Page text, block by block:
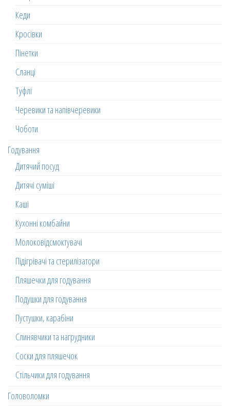
Кеди
Кросівки
Пінетки
Сланці
Туфлі
Черевики та напівчеревики
Чоботи
Годування
Дитячий посуд
Дитячі суміші
Каші
Кухонні комбайни
Молоковідсмоктувачі
Підігрівачі та стерилізатори
Пляшечки для годування
Подушки для годування
Пустушки, карабіни
Слинявчики та нагрудники
Соски для пляшечок
Стільчики для годування
Головоломки